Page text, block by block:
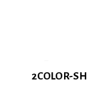
2COLOR-SH